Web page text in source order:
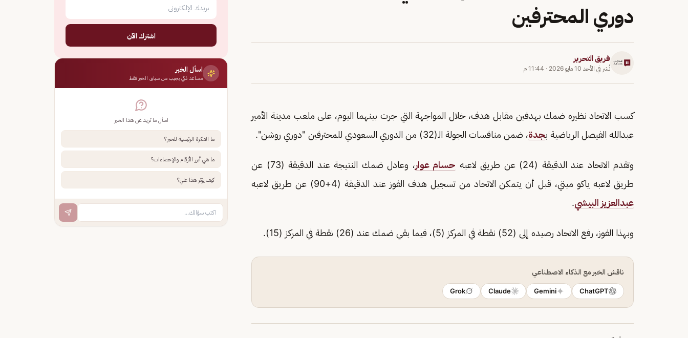
دوري المحترفين
فريق التحرير
نُشر في الأحد 10 مايو 2026 · 11:44 م
كسب الاتحاد نظيره ضمك بهدفين مقابل هدف، خلال المواجهة التي جرت بينهما اليوم، على ملعب مدينة الأمير
عبدالله الفيصل الرياضية بجدة، ضمن منافسات الجولة الـ(32) من الدوري السعودي للمحترفين "دوري روشن".
وتقدم الاتحاد عند الدقيقة (24) عن طريق لاعبه حسام عوار
، وعادل ضمك النتيجة عند الدقيقة (73) عن
طريق لاعبه ياكو ميتي، قبل أن يتمكن الاتحاد من تسجيل هدف الفوز عند الدقيقة (4+90) عن طريق لاعبه
عبدالعزيز البيشي.
وبهذا الفوز، رفع الاتحاد رصيده إلى (52) نقطة في المركز (5)، فيما بقي ضمك عند (26) نقطة في المركز (15).
ناقش الخبر مع الذكاء الاصطناعي
ChatGPT
Gemini
Claude
Grok
اشترك الآن
اسأل الخبر
مساعد ذكي يجيب من سياق الخبر فقط
اسأل ما تريد عن هذا الخبر
ما الفكرة الرئيسية للخبر؟
ما هي أبرز الأرقام والإحصاءات؟
كيف يؤثر هذا علي؟